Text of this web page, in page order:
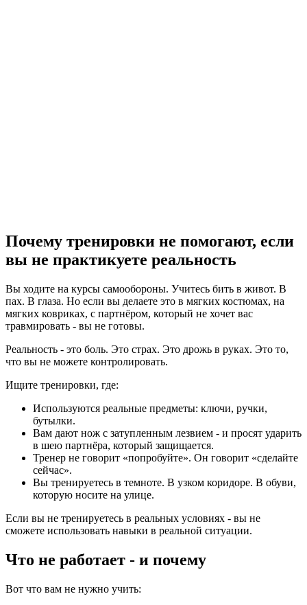
Почему тренировки не помогают, если
вы не практикуете реальность
Вы ходите на курсы самообороны. Учитесь бить в живот. В
пах. В глаза. Но если вы делаете это в мягких костюмах, на
мягких ковриках, с партнёром, который не хочет вас
травмировать - вы не готовы.
Реальность - это боль. Это страх. Это дрожь в руках. Это то,
что вы не можете контролировать.
Ищите тренировки, где:
Используются реальные предметы: ключи, ручки,
бутылки.
Вам дают нож с затупленным лезвием - и просят ударить
в шею партнёра, который защищается.
Тренер не говорит «попробуйте». Он говорит «сделайте
сейчас».
Вы тренируетесь в темноте. В узком коридоре. В обуви,
которую носите на улице.
Если вы не тренируетесь в реальных условиях - вы не
сможете использовать навыки в реальной ситуации.
Что не работает - и почему
Вот что вам не нужно учить: